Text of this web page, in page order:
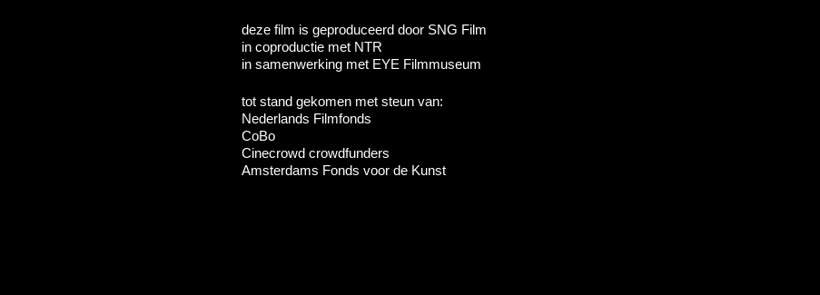
deze film is geproduceerd door SNG Film
in coproductie met NTR
in samenwerking met EYE Filmmuseum
tot stand gekomen met steun van:
Nederlands Filmfonds
CoBo
Cinecrowd crowdfunders
Amsterdams Fonds voor de Kunst